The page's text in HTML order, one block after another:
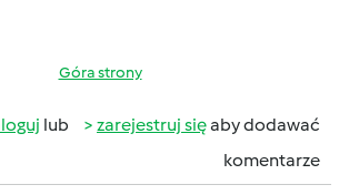
Góra strony
lub zarejestruj sięaby dodawać
komentarze